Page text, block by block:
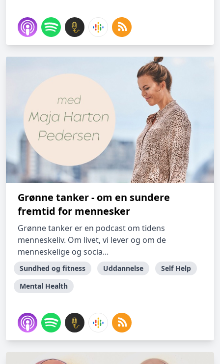
Grønne tanker - om en sundere
fremtid for mennesker
Grønne tanker er en podcast om tidens
menneskeliv. Om livet, vi lever og om de
menneskelige og socia...
Sundhed og fitness Uddannelse
Self Help
Mental Health